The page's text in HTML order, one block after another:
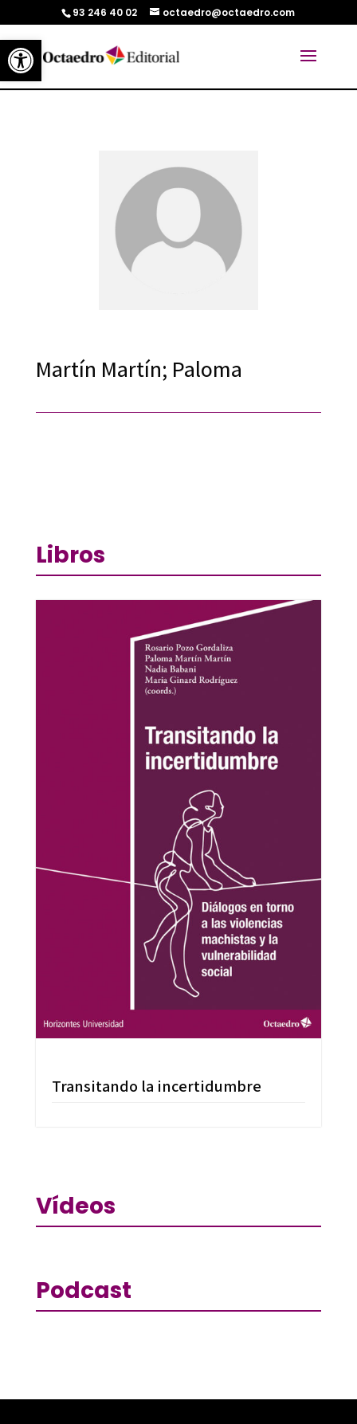
Abrir barra de herramientas
93 246 40 02 octaedro@octaedro.com
Martín Martín; Paloma
Libros
Transitando la incertidumbre
Vídeos
Podcast